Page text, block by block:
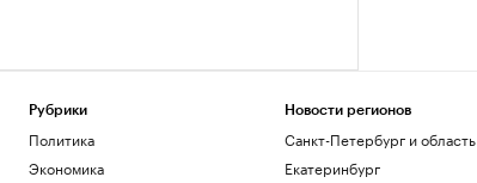
Рубрики
Политика
Экономика
Новости регионов
Санкт-Петербург и область
Екатеринбург